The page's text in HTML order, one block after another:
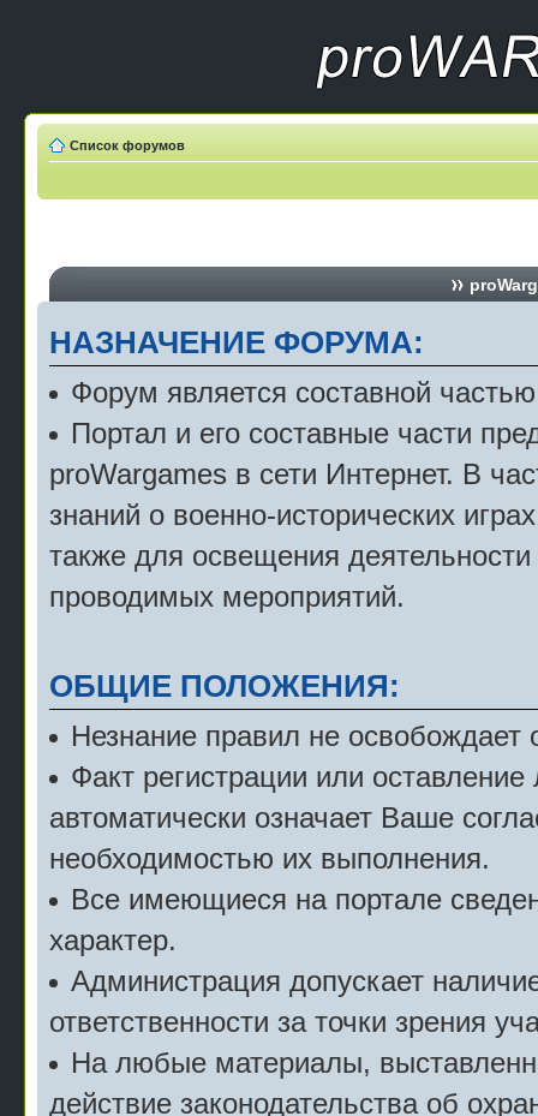
Список форумов
НАЗНАЧЕНИЕ ФОРУМА:
Форум является составной
Портал и его составные части
proWargames в сети Интернет. В
знаний о военно-исторических
также для освещения
проводимых мероприятий.
ОБЩИЕ ПОЛОЖЕНИЯ:
Незнание правил не освобождает
Факт регистрации или
автоматически означает Ваше
необходимостью их выполнения.
Все имеющиеся на портале
характер.
Администрация допускает
ответственности за точки зрения
На любые материалы,
действие законодательства об